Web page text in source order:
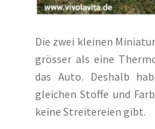
Die zwei kleinen
grösser als eine
das Auto. Deshalb
gleichen Stoffe und
keine Streitereien gibt.